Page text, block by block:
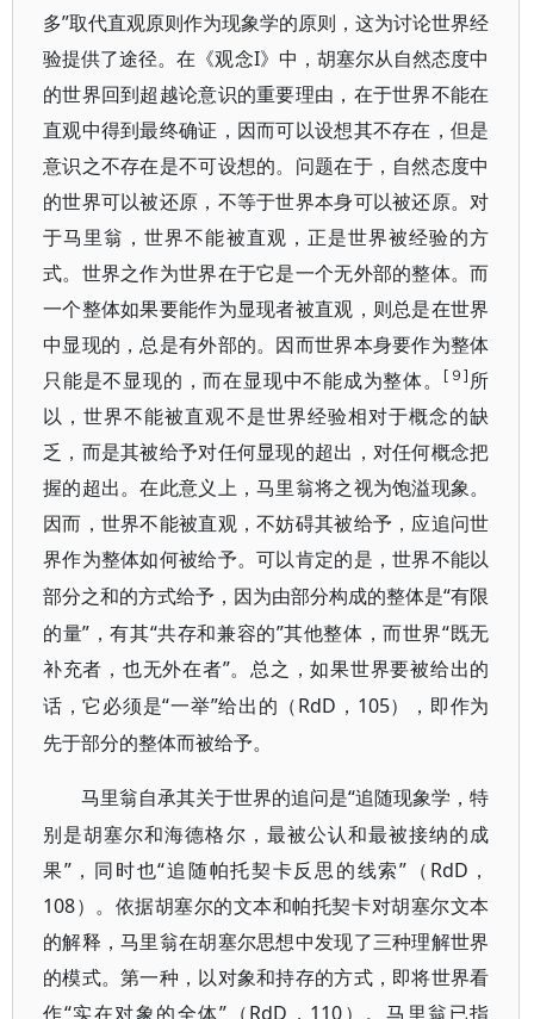
多”取代直观原则作为现象学的原则，这为讨论世界经
验提供了途径。在《观念I》中，胡塞尔从自然态度中
的世界回到超越论意识的重要理由，在于世界不能在
直观中得到最终确证，因而可以设想其不存在，但是
意识之不存在是不可设想的。问题在于，自然态度中
的世界可以被还原，不等于世界本身可以被还原。对
于马里翁，世界不能被直观，正是世界被经验的方
式。世界之作为世界在于它是一个无外部的整体。而
一个整体如果要能作为显现者被直观，则总是在世界
中显现的，总是有外部的。因而世界本身要作为整体
只能是不显现的，而在显现中不能成为整体。 [９] 所
以，世界不能被直观不是世界经验相对于概念的缺
乏，而是其被给予对任何显现的超出，对任何概念把
握的超出。在此意义上，马里翁将之视为饱溢现象。
因而，世界不能被直观，不妨碍其被给予，应追问世
界作为整体如何被给予。可以肯定的是，世界不能以
部分之和的方式给予，因为由部分构成的整体是“有限
的量”，有其“共存和兼容的”其他整体，而世界“既无
补充者，也无外在者”。总之，如果世界要被给出的
话，它必须是“一举”给出的（RdD，105），即作为
先于部分的整体而被给予。
马里翁自承其关于世界的追问是“追随现象学，特
别是胡塞尔和海德格尔，最被公认和最被接纳的成
果”，同时也“追随帕托契卡反思的线索”（RdD，
108）。依据胡塞尔的文本和帕托契卡对胡塞尔文本
的解释，马里翁在胡塞尔思想中发现了三种理解世界
的模式。第一种，以对象和持存的方式，即将世界看
作“实在对象的全体”（RdD，110）。马里翁已指